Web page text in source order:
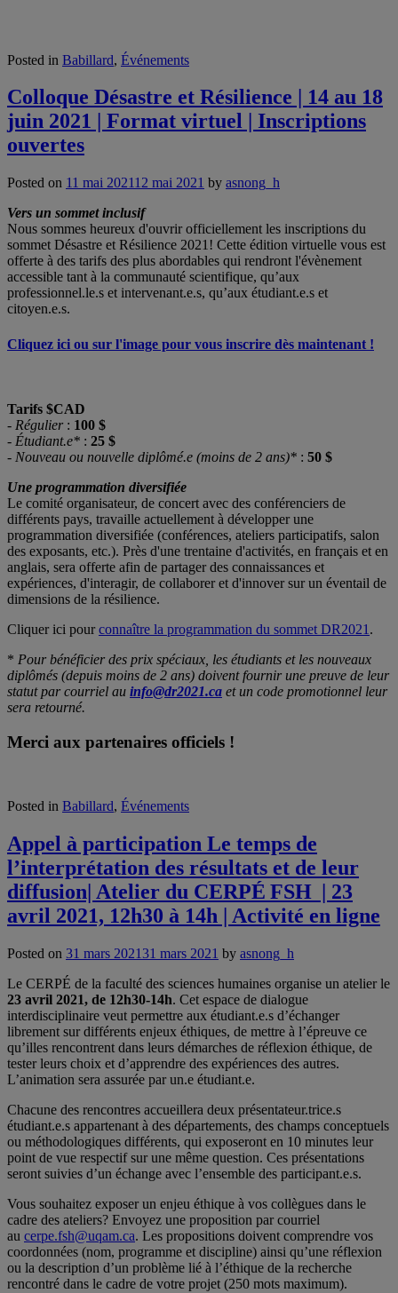
Posted in Babillard, Événements
Colloque Désastre et Résilience | 14 au 18
juin 2021 | Format virtuel | Inscriptions
ouvertes
Posted on 11 mai 202112 mai 2021 by asnong_h
Vers un sommet inclusif
Nous sommes heureux d'ouvrir officiellement les inscriptions du
sommet Désastre et Résilience 2021! Cette édition virtuelle vous est
offerte à des tarifs des plus abordables qui rendront l'évènement
accessible tant à la communauté scientifique, qu’aux
professionnel.le.s et intervenant.e.s, qu’aux étudiant.e.s et
citoyen.e.s.
Cliquez ici ou sur l'image pour vous inscrire dès maintenant !
Tarifs $CAD
- Régulier: 100 $
- Étudiant.e* : 25 $
- Nouveau ou nouvelle diplômé.e (moins de 2 ans)* : 50 $
Une programmation diversifiée
Le comité organisateur, de concert avec des conférenciers de
différents pays, travaille actuellement à développer une
programmation diversifiée (conférences, ateliers participatifs, salon
des exposants, etc.). Près d'une trentaine d'activités, en français et en
anglais, sera offerte afin de partager des connaissances et
expériences, d'interagir, de collaborer et d'innover sur un éventail de
dimensions de la résilience.
Cliquer ici pourconnaître la programmation du sommet DR2021 .
* Pour bénéficier des prix spéciaux, les étudiants et les nouveaux
diplômés (depuis moins de 2 ans) doivent fournir une preuve de leur
statut par courriel au info@dr2021.ca et un code promotionnel leur
sera retourné.
Merci aux partenaires officiels !
Posted in Babillard, Événements
Appel à participation Le temps de
l’interprétation des résultats et de leur
diffusion| Atelier du CERPÉ FSH | 23
avril 2021, 12h30 à 14h | Activité en ligne
Posted on 31 mars 202131 mars 2021 by asnong_h
Le CERPÉ de la faculté des sciences humaines organise un atelier le
23 avril 2021, de 12h30-14h. Cet espace de dialogue
interdisciplinaire veut permettre aux étudiant.e.s d’échanger
librement sur différents enjeux éthiques, de mettre à l’épreuve ce
qu’illes rencontrent dans leurs démarches de réflexion éthique, de
tester leurs choix et d’apprendre des expériences des autres.
L’animation sera assurée par un.e étudiant.e.
Chacune des rencontres accueillera deux présentateur.trice.s
étudiant.e.s appartenant à des départements, des champs conceptuels
ou méthodologiques différents, qui exposeront en 10 minutes leur
point de vue respectif sur une même question. Ces présentations
seront suivies d’un échange avec l’ensemble des participant.e.s.
Vous souhaitez exposer un enjeu éthique à vos collègues dans le
cadre des ateliers? Envoyez une proposition par courriel
au cerpe.fsh@uqam.ca. Les propositions doivent comprendre vos
coordonnées (nom, programme et discipline) ainsi qu’une réflexion
ou la description d’un problème lié à l’éthique de la recherche
rencontré dans le cadre de votre projet (250 mots maximum).